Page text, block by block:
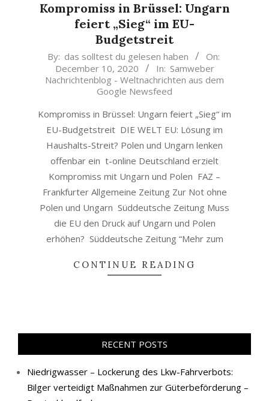
Kompromiss in Brüssel: Ungarn
feiert „Sieg“ im EU-
Budgetstreit
2020-
10
By: das solltest du gelesen haben
On:
December 10, 2020
In: Samweber
Nachrichtenblog - Weltnachrichten aus dem
Google Newsfeed
Kompromiss in Brüssel: Ungarn feiert „Sieg“ im
EU-Budgetstreit DIE WELT EU: Lösung im
Haushalts-Streit? Polen und Ungarn lenken
offenbar ein t-online Deutschland erzielt
Kompromiss mit Ungarn und Polen FAZ –
Frankfurter Allgemeine Zeitung Zur Not ohne
Polen und Ungarn Süddeutsche Zeitung Muss
die EU den Druck auf Ungarn und Polen
erhöhen? Süddeutsche Zeitung “Mehr zum
CONTINUE READING
RECENT POSTS
Niedrigwasser – Lockerung des Lkw-Fahrverbots:
Bilger verteidigt Maßnahmen zur Güterbeförderung –